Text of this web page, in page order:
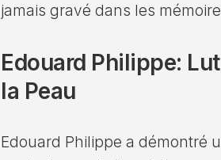
jamais gravé dans les
Edouard Philippe:
la Peau
Edouard Philippe a démontré